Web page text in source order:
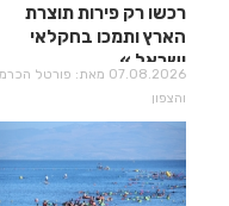
רכשו רק פירות תוצרת
הארץ ותמכו בחקלאי
ישראל
07.08.2026 מאת: פורטל הכרמל
והצפון